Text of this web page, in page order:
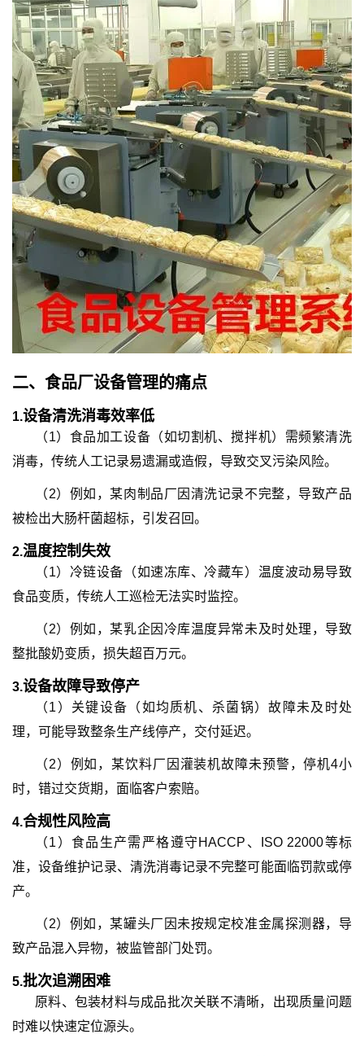
二、 食品厂设备管理的痛点
1.设备清洗消毒效率低
（1）食品加工设备（如切割机、搅拌机）需频繁清洗
消毒，传统人工记录易遗漏或造假，导致交叉污染风险。
（2）例如，某肉制品厂因清洗记录不完整，导致产品
被检出大肠杆菌超标，引发召回。
2.温度控制失效
（1）冷链设备（如速冻库、冷藏车）温度波动易导致
食品变质，传统人工巡检无法实时监控。
（2）例如，某乳企因冷库温度异常未及时处理，导致
整批酸奶变质，损失超百万元。
3.设备故障导致停产
（1）关键设备（如均质机、杀菌锅）故障未及时处
理，可能导致整条生产线停产，交付延迟。
（2） 例如，某饮料厂因灌装机故障未预警，停机4小
时，错过交货期，面临客户索赔。
4.合规性风险高
（1）食品生产需严格遵守HACCP、ISO 22000等标
准，设备维护记录、清洗消毒记录不完整可能面临罚款或停
产。
（2）例如，某罐头厂因未按规定校准金属探测器，导
致产品混入异物，被监管部门处罚。
5.批次追溯困难
原料、包装材料与成品批次关联不清晰，出现质量问题
时难以快速定位源头。